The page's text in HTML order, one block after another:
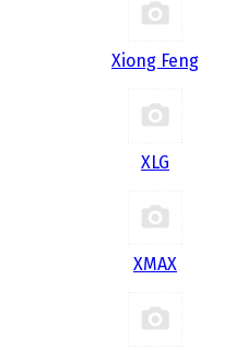
Xiong Feng
XLG
XMAX